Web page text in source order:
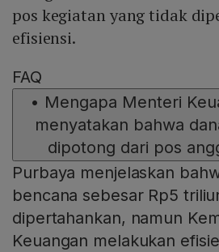
pos kegiatan yang tidak
efisiensi.
FAQ
• Mengapa Menteri
menyatakan bahwa
dipotong dari pos
Purbaya menjelaskan
bencana sebesar Rp5
dipertahankan, namun
Keuangan melakukan